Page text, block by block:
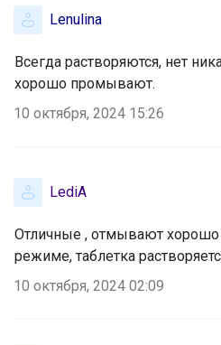
Lenulina
Всегда растворяются, нет
хорошо промывают.
10 октября, 2024 15:26
LediA
Отличные , отмывают
режиме, таблетка
10 октября, 2024 02:09